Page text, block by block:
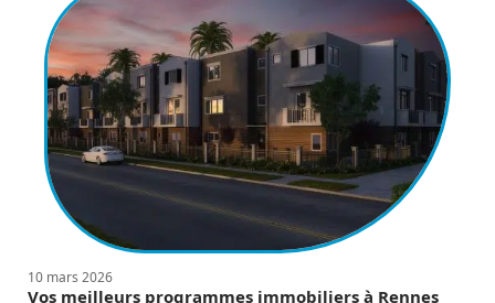
10 mars 2026
Vos meilleurs programmes immobiliers à Rennes